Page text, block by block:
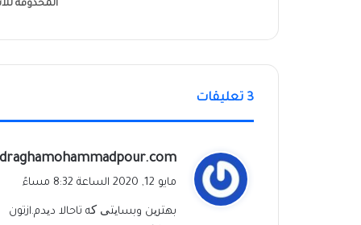
المحذوفة
‫3 تعليقات
ي
ق
draghamohammadpour.com
مايو 12, 2020 الساعة 8:32 مساءً
بهترین وبسایتی که تاحالا دیدم.ازتون